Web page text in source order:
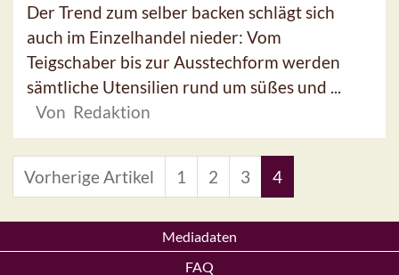
Der Trend zum selber backen schlägt sich
auch im Einzelhandel nieder: Vom
Teigschaber bis zur Ausstechform werden
sämtliche Utensilien rund um süßes und ...
Von Redaktion
Vorherige Artikel 1 2 3 4
Mediadaten
FAQ